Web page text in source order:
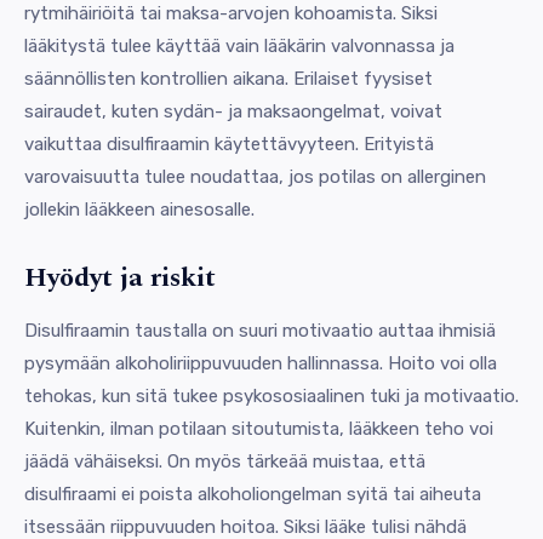
rytmihäiriöitä tai maksa-arvojen kohoamista. Siksi
lääkitystä tulee käyttää vain lääkärin valvonnassa ja
säännöllisten kontrollien aikana. Erilaiset fyysiset
sairaudet, kuten sydän- ja maksaongelmat, voivat
vaikuttaa disulfiraamin käytettävyyteen. Erityistä
varovaisuutta tulee noudattaa, jos potilas on allerginen
jollekin lääkkeen ainesosalle.
Hyödyt ja riskit
Disulfiraamin taustalla on suuri motivaatio auttaa ihmisiä
pysymään alkoholiriippuvuuden hallinnassa. Hoito voi olla
tehokas, kun sitä tukee psykososiaalinen tuki ja motivaatio.
Kuitenkin, ilman potilaan sitoutumista, lääkkeen teho voi
jäädä vähäiseksi. On myös tärkeää muistaa, että
disulfiraami ei poista alkoholiongelman syitä tai aiheuta
itsessään riippuvuuden hoitoa. Siksi lääke tulisi nähdä